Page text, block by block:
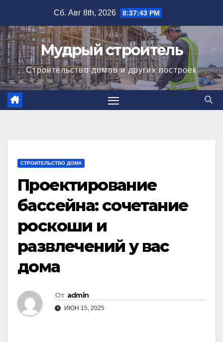
содержимому
Сб. Авг 8th, 2026 8:37:44 PM
Мудрый строитель
Строительство домов и других построек
СТРОИТЕЛЬСТВО ДОМА
Проектирование
бассейна: сочетание
роскоши и
развлечений у вас
дома
От admin
ИЮН 15, 2025